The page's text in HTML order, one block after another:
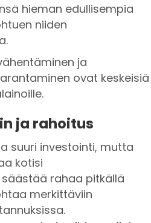
hieman edullisempia
niiden
ja
ovat keskeisiä
ja rahoitus
suuri investointi, mutta
kotisi
rahaa pitkällä
merkittäviin